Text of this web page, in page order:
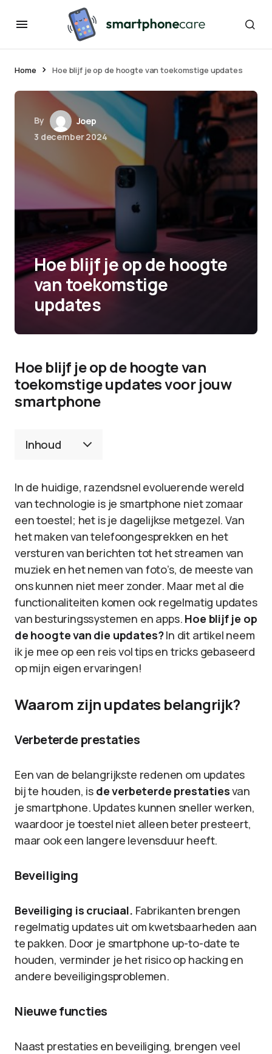
Home Hoe blijf je op de hoogte van toekomstige updates
By
Joep
3 december 2024
Hoe blijf je op de hoogte
van toekomstige
updates
Hoe blijf je op de hoogte van
toekomstige updates voor jouw
smartphone
Inhoud
In de huidige, razendsnel evoluerende wereld
van technologie is je smartphone niet zomaar
een toestel; het is je dagelijkse metgezel. Van
het maken van telefoongesprekken en het
versturen van berichten tot het streamen van
muziek en het nemen van foto’s, de meeste van
ons kunnen niet meer zonder. Maar met al die
functionaliteiten komen ook regelmatig updates
van besturingssystemen en apps. Hoe blijf je op
de hoogte van die updates?In dit artikel neem
ik je mee op een reis vol tips en tricks gebaseerd
op mijn eigen ervaringen!
Waarom zijn updates belangrijk?
Verbeterde prestaties
Een van de belangrijkste redenen om updates
bij te houden, is de verbeterde prestatiesvan
je smartphone. Updates kunnen sneller werken,
waardoor je toestel niet alleen beter presteert,
maar ook een langere levensduur heeft.
Beveiliging
Beveiliging is cruciaal. Fabrikanten brengen
regelmatig updates uit om kwetsbaarheden aan
te pakken. Door je smartphone up-to-date te
houden, verminder je het risico op hacking en
andere beveiligingsproblemen.
Nieuwe functies
Naast prestaties en beveiliging, brengen veel